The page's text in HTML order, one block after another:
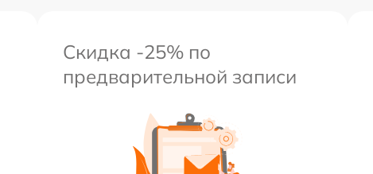
Скидка -25% по
предварительной записи